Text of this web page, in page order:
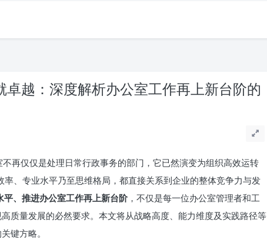
越：深度解析办公室工作再上新台阶的
再仅仅是处理日常行政事务的部门，它已然演变为组织高效运转
率、专业水平乃至思维格局，都直接关系到企业的整体竞争力与发
平、推进办公室工作再上新台阶，不仅是每一位办公室管理者和工
质量发展的必然要求。本文将从战略高度、能力维度及实践路径等
键方略。